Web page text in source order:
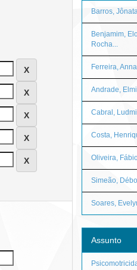
Barros,
Benjamim,
Rocha...
Ferreira,
Andrade,
Cabral,
Costa,
Oliveira,
Simeão,
Soares,
Assunto